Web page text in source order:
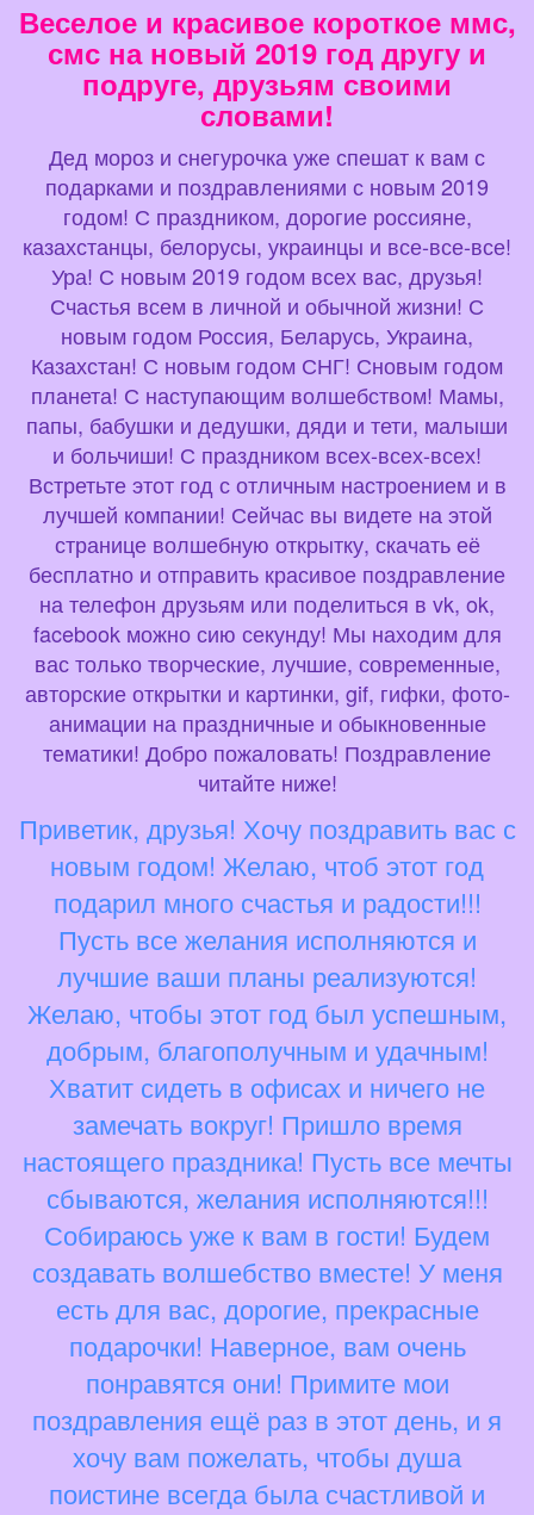
Веселое и красивое короткое ммс,
смс на новый 2019 год другу и
подруге, друзьям своими
словами!
Дед мороз и снегурочка уже спешат к вам с
подарками и поздравлениями с новым 2019
годом! С праздником, дорогие россияне,
казахстанцы, белорусы, украинцы и все-все-все!
Ура! С новым 2019 годом всех вас, друзья!
Счастья всем в личной и обычной жизни! С
новым годом Россия, Беларусь, Украина,
Казахстан! С новым годом СНГ! Сновым годом
планета! С наступающим волшебством! Мамы,
папы, бабушки и дедушки, дяди и тети, малыши
и больчиши! С праздником всех-всех-всех!
Встретьте этот год с отличным настроением и в
лучшей компании! Сейчас вы видете на этой
странице волшебную открытку, скачать её
бесплатно и отправить красивое поздравление
на телефон друзьям или поделиться в vk, ok,
facebook можно сию секунду! Мы находим для
вас только творческие, лучшие, современные,
авторские открытки и картинки, gif, гифки, фото-
анимации на праздничные и обыкновенные
тематики! Добро пожаловать! Поздравление
читайте ниже!
Приветик, друзья! Хочу поздравить вас с
новым годом! Желаю, чтоб этот год
подарил много счастья и радости!!!
Пусть все желания исполняются и
лучшие ваши планы реализуются!
Желаю, чтобы этот год был успешным,
добрым, благополучным и удачным!
Хватит сидеть в офисах и ничего не
замечать вокруг! Пришло время
настоящего праздника! Пусть все мечты
сбываются, желания исполняются!!!
Собираюсь уже к вам в гости! Будем
создавать волшебство вместе! У меня
есть для вас, дорогие, прекрасные
подарочки! Наверное, вам очень
понравятся они! Примите мои
поздравления ещё раз в этот день, и я
хочу вам пожелать, чтобы душа
поистине всегда была счастливой и